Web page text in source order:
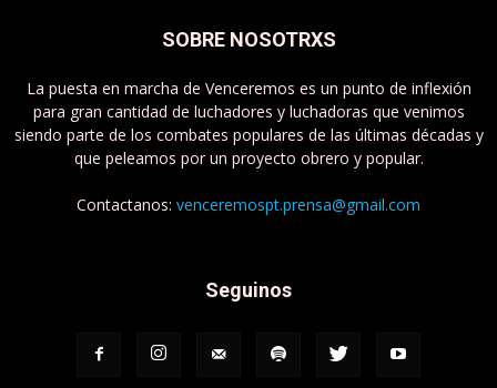
SOBRE NOSOTRXS
La puesta en marcha de Venceremos es un punto de inflexión
para gran cantidad de luchadores y luchadoras que venimos
siendo parte de los combates populares de las últimas décadas y
que peleamos por un proyecto obrero y popular.
Contactanos: venceremospt.prensa@gmail.com
Seguinos